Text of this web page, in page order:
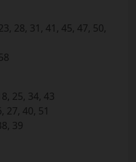
28, 31, 41, 45, 47, 50,
25, 34, 43
27, 40, 51
39